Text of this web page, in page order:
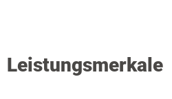
Leistungsmerkale